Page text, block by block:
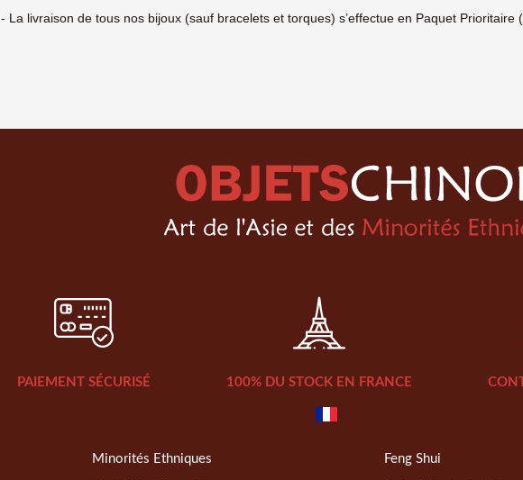
- La livraison de tous nos bijoux (sauf bracelets et torques) s’effectue en Paquet
PAIEMENT SÉCURISÉ 100% DU STOCK EN FRANCE
Minorités Ethniques Feng Shui